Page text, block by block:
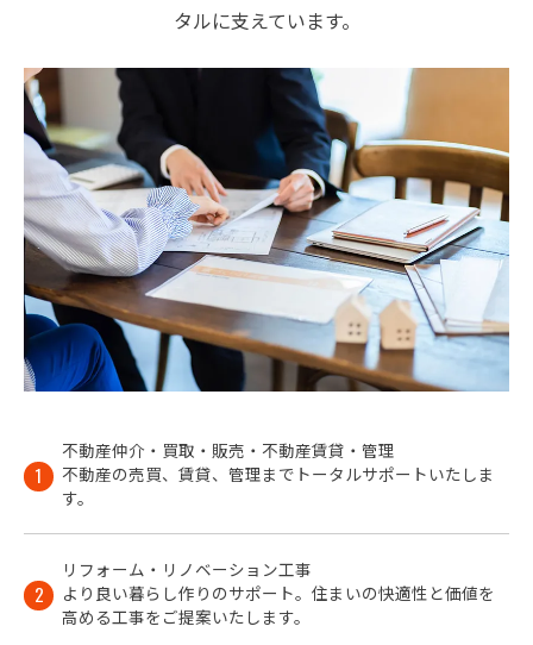
タルに支えています。
1
不動産仲介・買取・販売・不動産賃貸・管理
不動産の売買、賃貸、管理までトータルサポートいたしま
す。
2
リフォーム・リノベーション工事
より良い暮らし作りのサポート。住まいの快適性と価値を
高める工事をご提案いたします。